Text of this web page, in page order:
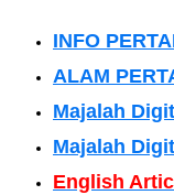
INFO
ALAM
Majalah
Majalah
English